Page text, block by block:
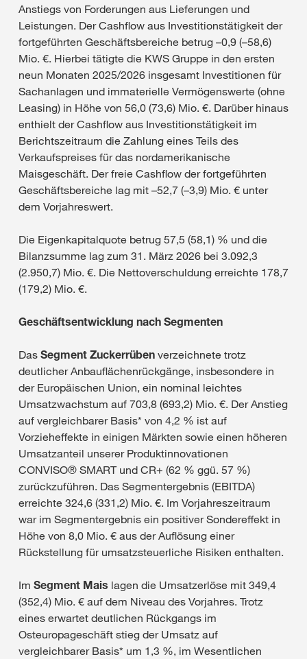
Anstiegs von Forderungen aus Lieferungen und
Leistungen. Der Cashflow aus Investitionstätigkeit der
fortgeführten Geschäftsbereiche betrug –0,9 (–58,6)
Mio. €. Hierbei tätigte die KWS Gruppe in den ersten
neun Monaten 2025/2026 insgesamt Investitionen für
Sachanlagen und immaterielle Vermögenswerte (ohne
Leasing) in Höhe von 56,0 (73,6) Mio. €. Darüber hinaus
enthielt der Cashflow aus Investitionstätigkeit im
Berichtszeitraum die Zahlung eines Teils des
Verkaufspreises für das nordamerikanische
Maisgeschäft. Der freie Cashflow der fortgeführten
Geschäftsbereiche lag mit –52,7 (–3,9) Mio. € unter
dem Vorjahreswert.
Die Eigenkapitalquote betrug 57,5 (58,1) % und die
Bilanzsumme lag zum 31. März 2026 bei 3.092,3
(2.950,7) Mio. €. Die Nettoverschuldung erreichte 178,7
(179,2) Mio. €.
Geschäftsentwicklung nach Segmenten
Das Segment Zuckerrüben verzeichnete trotz
deutlicher Anbauflächenrückgänge, insbesondere in
der Europäischen Union, ein nominal leichtes
Umsatzwachstum auf 703,8 (693,2) Mio. €. Der Anstieg
auf vergleichbarer Basis* von 4,2 % ist auf
Vorzieheffekte in einigen Märkten sowie einen höheren
Umsatzanteil unserer Produktinnovationen
CONVISO® SMART und CR+ (62 % ggü. 57 %)
zurückzuführen. Das Segmentergebnis (EBITDA)
erreichte 324,6 (331,2) Mio. €. Im Vorjahreszeitraum
war im Segmentergebnis ein positiver Sondereffekt in
Höhe von 8,0 Mio. € aus der Auflösung einer
Rückstellung für umsatzsteuerliche Risiken enthalten.
Im Segment Mais lagen die Umsatzerlöse mit 349,4
(352,4) Mio. € auf dem Niveau des Vorjahres. Trotz
eines erwartet deutlichen Rückgangs im
Osteuropageschäft stieg der Umsatz auf
vergleichbarer Basis* um 1,3 %, im Wesentlichen